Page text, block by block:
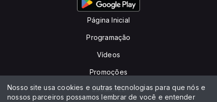
Página Inicial
Programação
Vídeos
Promoções
Locutores
Nosso site usa cookies e outras tecnologias para que nós e
nossos parceiros possamos lembrar de você e entender